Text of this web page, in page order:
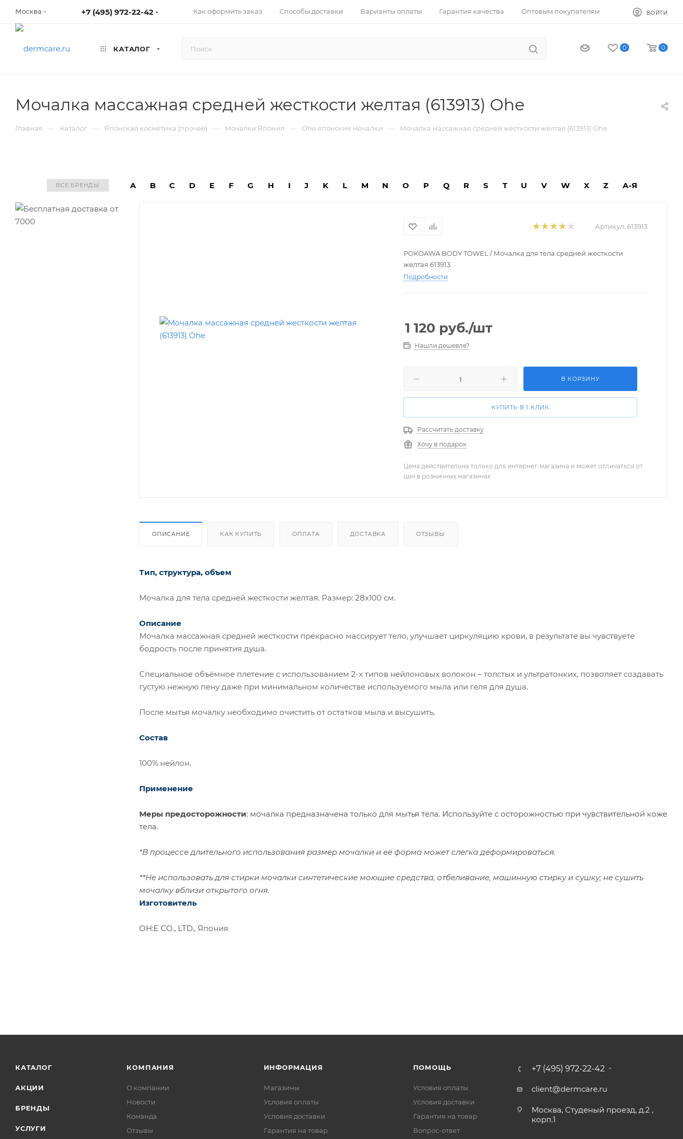
Москва +7 (495) 972-22-42 Как оформить заказ Способы доставки Варианты оплаты Гарантия качества Оптовым покупателям ВОЙТИ
КАТАЛОГ 0 0
Мочалка массажная средней жесткости желтая (613913) Ohe
Главная — Каталог — Японская косметика (прочее) — Мочалки Япония — Ohe японские мочалки — Мочалка массажная средней жесткости желтая (613913) Ohe
ВСЕ БРЕНДЫ A B C D E F G H I J K L M N O P Q R S T U V W X Z А-Я
Артикул: 613913
POKOAWA BODY TOWEL / Мочалка для тела средней жесткости
желтая 613913
Подробности
1 120 руб./шт
Нашли дешевле?
В КОРЗИНУ
КУПИТЬ В 1 КЛИК
Рассчитать доставку
Хочу в подарок
Цена действительна только для интернет-магазина и может отличаться от
цен в розничных магазинах
ОПИСАНИЕ КАК КУПИТЬ ОПЛАТА ДОСТАВКА ОТЗЫВЫ
Тип, структура, объем
Мочалка для тела средней жесткости желтая. Размер: 28x100 см.
Описание
Мочалка массажная средней жесткости прекрасно массирует тело, улучшает циркуляцию крови, в результате вы чувствуете
бодрость после принятия душа.
Специальное объёмное плетение с использованием 2-х типов нейлоновых волокон – толстых и ультратонких, позволяет создавать
густую нежную пену даже при минимальном количестве используемого мыла или геля для душа.
После мытья мочалку необходимо очистить от остатков мыла и высушить.
Состав
100% нейлон.
Применение
Меры предосторожности: мочалка предназначена только для мытья тела. Используйте с осторожностью при чувствительной коже
тела.
*В процессе длительного использования размер мочалки и её форма может слегка деформироваться.
**Не использовать для стирки мочалки синтетические моющие средства, отбеливание, машинную стирку и сушку; не сушить
мочалку вблизи открытого огня.
Изготовитель
OH:E CO., LTD., Япония
КАТАЛОГ
АКЦИИ
БРЕНДЫ
УСЛУГИ
КОМПАНИЯ
О компании
Новости
Команда
Отзывы
ИНФОРМАЦИЯ
Магазины
Условия оплаты
Условия доставки
Гарантия на товар
ПОМОЩЬ
Условия оплаты
Условия доставки
Гарантия на товар
Вопрос-ответ
+7 (495) 972-22-42
client@dermcare.ru
Москва, Студеный проезд, д.2 ,
корп.1